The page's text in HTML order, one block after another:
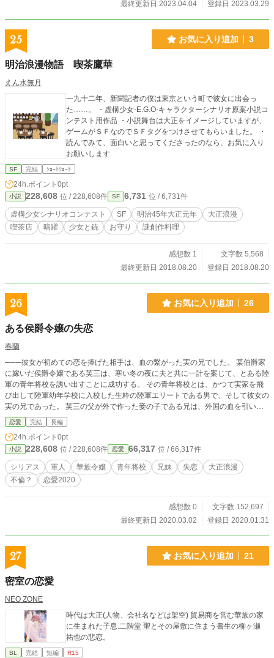
最終更新日 2023.04.04
登録日 2023.03.29
25 お気に入り追加 3
明治浪漫物語 喫茶鷹華
えん水無月
一九十二年、新聞記者の僕は東京という町で彼女に出会っ
た……。 ・虚構少女-E.G.O-キャラクターシナリオ原案小説コ
ンテスト用作品 ・小説舞台は大正をイメージしていますが、
ゲームがＳＦなのでＳＦタグをつけさせてもらいました。 ・
読んでみて、面白いと思ってくださったのなら、お気に入り
お願いします
SF 完結 ｼｮｰﾄｼｮｰﾄ
24h.ポイント 0pt
小説 228,608 位 / 228,608件 SF 6,731 位 / 6,731件
虚構少女シナリオコンテスト SF 明治45年大正元年
大正浪漫
喫茶店
暗躍 少女と銃 お守り 謎創作料理
感想数 1
文字数 5,568
最終更新日 2018.08.20
登録日 2018.08.20
26 お気に入り追加 26
ある侯爵令嬢の失恋
春蘭
───彼女が初めての恋を捧げた相手は、血の繋がった実の兄でした。 某伯爵家
に嫁いだ侯爵令嬢である芙三は、寒い冬の夜に夫と共に一計を案じて、とある陸
軍の青年将校を誘い出すことに成功する。 その青年将校とは、かつて実家を飛
び出して陸軍幼年学校に入校した生粋の陸軍エリートである男で、そして彼女の
実の兄であった。 芙三の父が外で作った妾の子である兄は、外国の血を引いて
いたため灰色の瞳を持っている。そのため狭い華族社会では白い目で見られて陰
口を叩かれていたのだ。 奸計を張り巡らせ、兄を華やかな社交界に引き摺り出
すことに成功した芙三。いったい彼女は何を考えて兄を罠に嵌めたのだろう
か……その真意とはいかに。 とある寒い日の夜のこと。少女の恋が、夢の内に
眠っていく話。 ※この話は大正～昭和五年を舞台にしているため、差別用語な
ど現代では不適切な表現等が見受けられますが、作者にはそれらを称賛する意図
はありません。あしからず。差別ダメ、ゼッタイ。 ※読む人によって意味が変
恋愛 完結 長編
24h.ポイント 0pt
小説 228,608 位 / 228,608件 恋愛 66,317 位 / 66,317件
シリアス 軍人 華族令嬢 青年将校 兄妹 失恋
大正浪漫
不倫？
恋愛2020
感想数 0
文字数 152,697
最終更新日 2020.03.02
登録日 2020.01.31
27 お気に入り追加 21
密室の恋愛
NEO ZONE
時代は大正(人物、会社名などは架空) 貿易商を営む華族の家
に生まれた子息.二階堂 聖とその屋敷に住まう書生の柳ヶ瀬
祐也の悲恋。
BL 完結 短編 R15